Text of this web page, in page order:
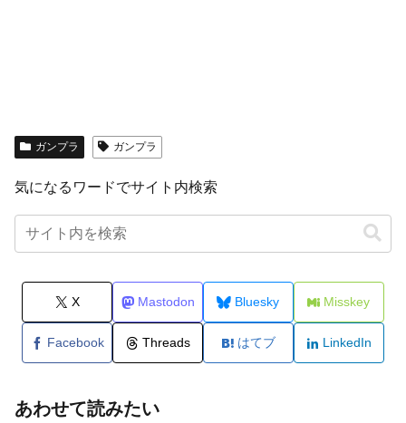
ガンプラ ガンプラ
気になるワードでサイト内検索
X Mastodon Bluesky Misskey
Facebook Threads はてブ LinkedIn
あわせて読みたい